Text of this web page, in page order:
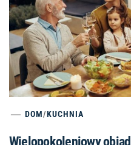
DOM/KUCHNIA
Wielopokoleniowy